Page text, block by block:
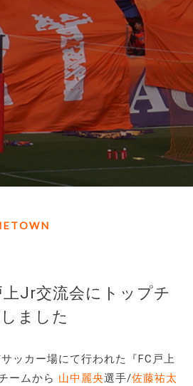
上Jr交流会にトップチ
ました
ッカー場にて行われた『FC戸上
ームから 山中麗央選手/佐藤祐太